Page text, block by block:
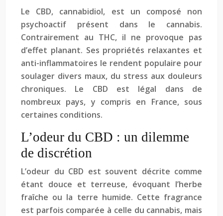
Le CBD, cannabidiol, est un composé non
psychoactif présent dans le cannabis.
Contrairement au THC, il ne provoque pas
d’effet planant. Ses propriétés relaxantes et
anti-inflammatoires le rendent populaire pour
soulager divers maux, du stress aux douleurs
chroniques. Le CBD est légal dans de
nombreux pays, y compris en France, sous
certaines conditions.
L’odeur du CBD : un dilemme
de discrétion
L’odeur du CBD est souvent décrite comme
étant douce et terreuse, évoquant l’herbe
fraîche ou la terre humide. Cette fragrance
est parfois comparée à celle du cannabis, mais